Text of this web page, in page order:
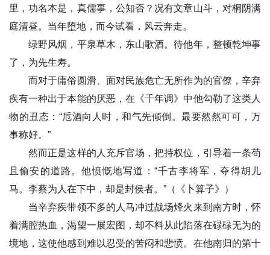
里，功名本是，真儒事，公知否？况有文章山斗，对桐阴满
庭清昼。当年堕地，而今试看，风云奔走。
绿野风烟，平泉草木，东山歌酒。待他年，整顿乾坤事
了，为先生寿。
而对于庸俗圆滑、面对民族危亡无所作为的官僚，辛弃
疾有一种出于本能的厌恶，在《千年调》中他勾勒了这类人
物的丑态：“卮酒向人时，和气先倾倒。最要然然可可，万
事称好。”
然而正是这样的人充斥官场，把持权位，引导着一条苟
且偷安的道路。他愤慨地写道：“千古李将军，夺得胡儿
马。李蔡为人在下中，却是封侯者。”（《卜算子》）
当辛弃疾带领不多的人马冲过战场烽火来到南方时，怀
着满腔热血，渴望一展宏图，却不料从此陷落在碌碌无为的
境地，这使他感到难以忍受的苦闷和悲愤。在他南归的第十